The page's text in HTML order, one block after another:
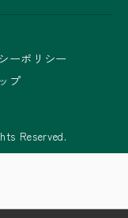
ーポリシー
プ
Reserved.